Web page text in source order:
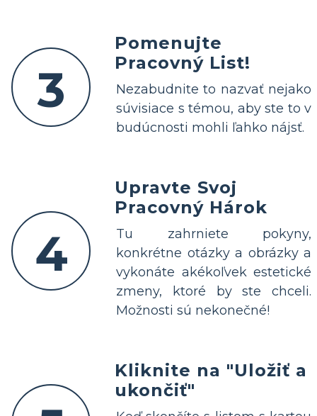
3
Pomenujte
Pracovný List!
Nezabudnite to nazvať nejako
súvisiace s témou, aby ste to v
budúcnosti mohli ľahko nájsť.
4
Upravte Svoj
Pracovný Hárok
Tu zahrniete pokyny,
konkrétne otázky a obrázky a
vykonáte akékoľvek estetické
zmeny, ktoré by ste chceli.
Možnosti sú nekonečné!
Kliknite na "Uložiť a
ukončiť"